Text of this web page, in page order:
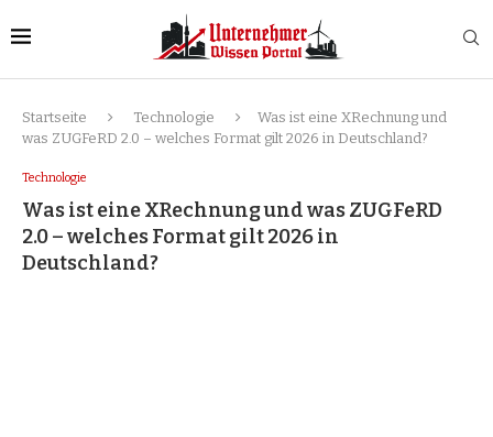
Startseite Technologie
Was ist eine XRechnung und
was ZUGFeRD 2.0 – welches Format gilt 2026 in Deutschland?
Technologie
Was ist eine XRechnung und was ZUGFeRD
2.0 – welches Format gilt 2026 in
Deutschland?